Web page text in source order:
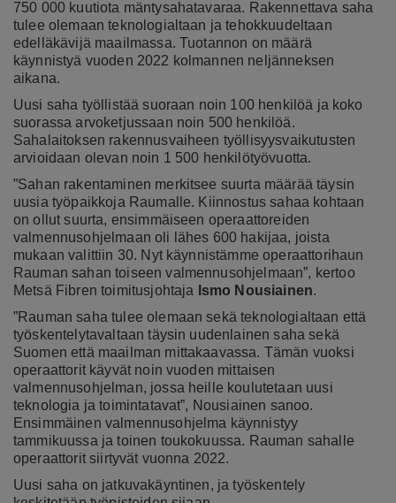
750 000 kuutiota mäntysahatavaraa. Rakennettava saha
tulee olemaan teknologialtaan ja tehokkuudeltaan
edelläkävijä maailmassa. Tuotannon on määrä
käynnistyä vuoden 2022 kolmannen neljänneksen
aikana.
Uusi saha työllistää suoraan noin 100 henkilöä ja koko
suorassa arvoketjussaan noin 500 henkilöä.
Sahalaitoksen rakennusvaiheen työllisyysvaikutusten
arvioidaan olevan noin 1 500 henkilötyövuotta.
”Sahan rakentaminen merkitsee suurta määrää täysin
uusia työpaikkoja Raumalle. Kiinnostus sahaa kohtaan
on ollut suurta, ensimmäiseen operaattoreiden
valmennusohjelmaan oli lähes 600 hakijaa, joista
mukaan valittiin 30. Nyt käynnistämme operaattorihaun
Rauman sahan toiseen valmennusohjelmaan”, kertoo
Metsä Fibren toimitusjohtaja
Ismo Nousiainen.
”Rauman saha tulee olemaan sekä teknologialtaan että
työskentelytavaltaan täysin uudenlainen saha sekä
Suomen että maailman mittakaavassa. Tämän vuoksi
operaattorit käyvät noin vuoden mittaisen
valmennusohjelman, jossa heille koulutetaan uusi
teknologia ja toimintatavat”, Nousiainen sanoo.
Ensimmäinen valmennusohjelma käynnistyy
tammikuussa ja toinen toukokuussa. Rauman sahalle
operaattorit siirtyvät vuonna 2022.
Uusi saha on jatkuvakäyntinen, ja työskentely